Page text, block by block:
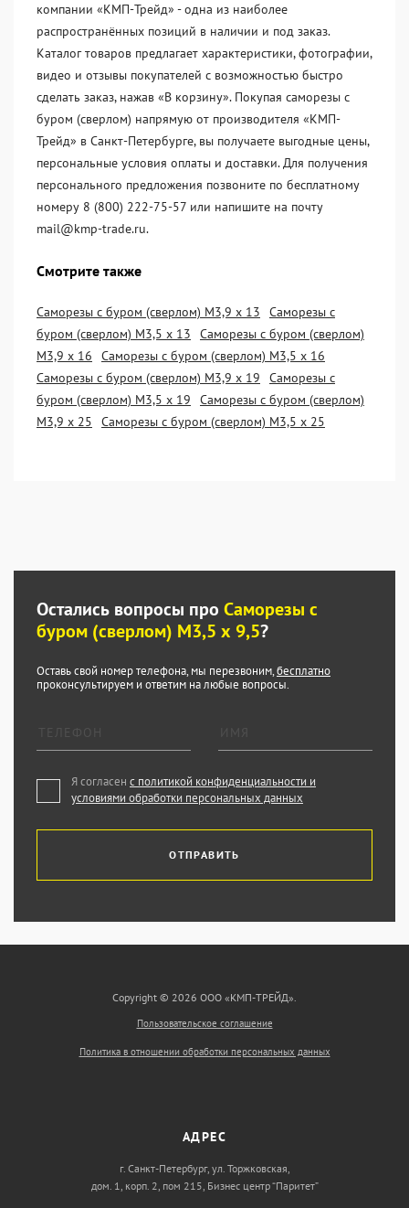
компании «KМП-Трейд» - одна из наиболее
распространённых позиций в наличии и под заказ.
Каталог товаров предлагает характеристики, фотографии,
видео и отзывы покупателей с возможностью быстро
сделать заказ, нажав «В корзину». Покупая саморезы с
буром (сверлом) напрямую от производителя «KМП-
Трейд» в Санкт-Петербурге, вы получаете выгодные цены,
персональные условия оплаты и доставки. Для получения
персонального предложения позвоните по бесплатному
номеру 8 (800) 222-75-57 или напишите на почту
mail@kmp-trade.ru.
Смотрите также
Саморезы с буром (сверлом) М3,9 х 13
Саморезы с
буром (сверлом) М3,5 х 13
Саморезы с буром (сверлом)
М3,9 х 16
Саморезы с буром (сверлом) М3,5 х 16
Саморезы с буром (сверлом) М3,9 х 19
Саморезы с
буром (сверлом) М3,5 х 19
Саморезы с буром (сверлом)
М3,9 х 25
Саморезы с буром (сверлом) М3,5 х 25
Остались вопросы про Саморезы с
буром (сверлом) М3,5 х 9,5?
Оставь свой номер телефона, мы перезвоним,бесплатно
проконсультируем и ответим на любые вопросы.
Я согласен с политикой конфиденциальности и
условиями обработки персональных данных
ОТПРАВИТЬ
Copyright © 2026 ООО «КМП-ТРЕЙД».
Пользовательское соглашение
Политика в отношении обработки персональных данных
АДРЕС
г. Санкт-Петербург, ул. Торжковская,
дом. 1, корп. 2, пом 215, Бизнес центр “Паритет”